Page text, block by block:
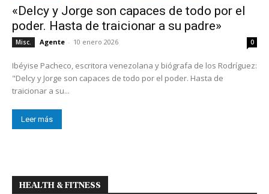
«Delcy y Jorge son capaces de todo por el
poder. Hasta de traicionar a su padre»
Misc. Agente - 10 enero 2026 0
Ibéyise Pacheco, escritora venezolana y biógrafa de los Rodríguez:
"Delcy y Jorge son capaces de todo por el poder. Hasta de
traicionar a su...
Leer más
HEALTH & FITNESS